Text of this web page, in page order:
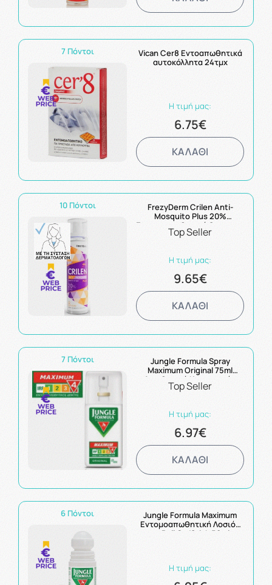
7 Πόντοι
Vican Cer8 Εντοαπωθητικά
αυτοκόλλητα 24τμχ
Η τιμή μας:
6.75€
ΚΑΛΑΘΙ
10 Πόντοι
FrezyDerm Crilen Anti-
Mosquito Plus 20%
Εντομοαπωθητικό Spray για
Προστασία από Κουνούπια
Top Seller
Η τιμή μας:
9.65€
ΚΑΛΑΘΙ
7 Πόντοι
Jungle Formula Spray
Maximum Original 75ml
Απωθητικό Κουνουπιών
Top Seller
Η τιμή μας:
6.97€
ΚΑΛΑΘΙ
6 Πόντοι
Jungle Formula Maximum
Εντομοαπωθητική Λοσιόν
σε Roll On/Stick 50ml
Η τιμή μας: